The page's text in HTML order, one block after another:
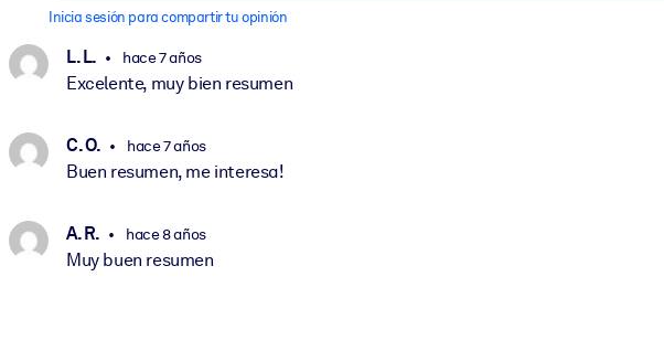
Inicia sesión para compartir tu opinión
L. L. hace 7 años
Excelente, muy bien resumen
C. O. hace 7 años
Buen resumen, me interesa!
A. R. hace 8 años
Muy buen resumen